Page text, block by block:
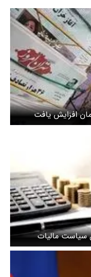
سیاست مالیات
داخل کشور